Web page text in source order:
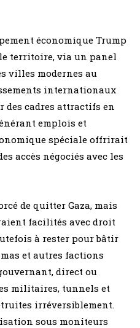
économique Trump
territoire, via un panel
villes modernes au
internationaux
des cadres attractifs en
emplois et
spéciale offrirait
accès négociés avec les
de quitter Gaza, mais
facilités avec droit
à rester pour bâtir
et autres factions
direct ou
militaires, tunnels et
irréversiblement.
sous moniteurs